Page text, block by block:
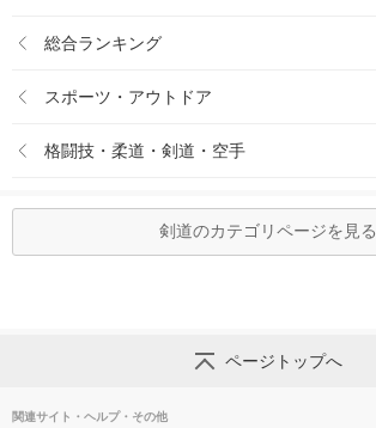
総合ランキング
スポーツ・アウトドア
格闘技・柔道・剣道・空手
剣道のカテゴリページを見る
ページトップへ
関連サイト・ヘルプ・その他